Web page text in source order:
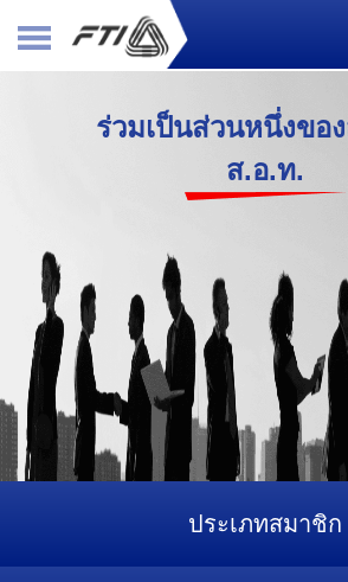
ร่วมเป็นส่วนหนึ่งขอ
ส.อ.ท.
ประเภทสมาชิก